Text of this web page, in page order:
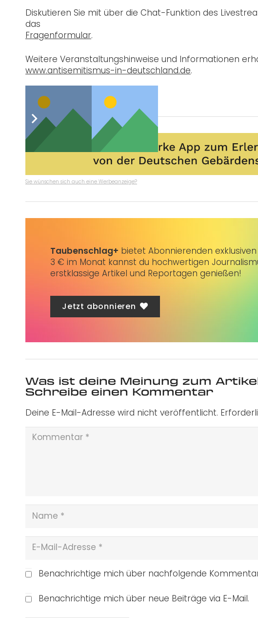
Diskutieren Sie mit über die Chat-Funktion des
das
Fragenformular.
Weitere Veranstaltungshinweise und Informationen
www.antisemitismus-in-deutschland.de.
Post Views:
Sie wünschen sich auch eine Werbeanzeige?
Taubenschlag+ bietet Abonnierenden
3 € im Monat kannst du hochwertigen
erstklassige Artikel und Reportagen genießen!
Jetzt abonnieren
Was ist deine Meinung zum
Schreibe einen Kommentar
Deine E-Mail-Adresse wird nicht veröffentlicht.
Benachrichtige mich über nachfolgende
Benachrichtige mich über neue Beiträge via E-Mail.